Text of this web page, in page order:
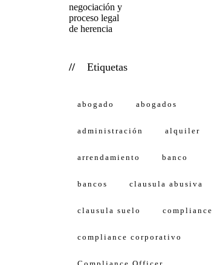
Etiquetas
abogado abogados
administración alquiler
arrendamiento banco
bancos clausula abusiva
clausula suelo compliance
compliance corporativo